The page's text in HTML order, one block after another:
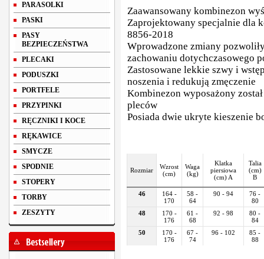
PARASOLKI
PASKI
PASY
BEZPIECZEŃSTWA
PLECAKI
PODUSZKI
PORTFELE
PRZYPINKI
RĘCZNIKI I KOCE
RĘKAWICE
SMYCZE
SPODNIE
STOPERY
TORBY
ZESZYTY
Zaawansowany kombinezon
Zaprojektowany specjalnie dla
8856-2018
Wprowadzone zmiany
zachowaniu dotychczasowego
Zastosowane lekkie szwy i
noszenia i redukują zmęczenie
Kombinezon wyposażony
pleców
Posiada dwie ukryte kieszenie
Rozmiar
Wzrost
(cm)
Waga
(kg)
Klatka
piersiowa
(cm) A
Talia
(cm)
B
46
164 -
170
58 -
64
90 - 94
76 -
80
48
170 -
176
61 -
68
92 - 98
80 -
84
50
170 -
176
67 -
74
96 - 102
85 -
88